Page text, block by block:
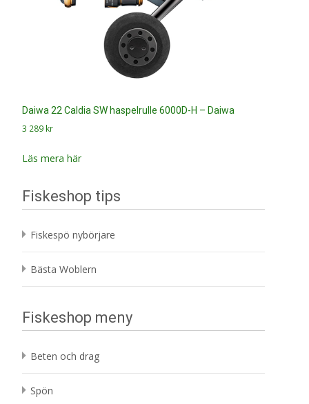
Daiwa 22 Caldia SW haspelrulle 6000D-H – Daiwa
3 289 kr
Läs mera här
Fiskeshop tips
Fiskespö nybörjare
Bästa Woblern
Fiskeshop meny
Beten och drag
Spön